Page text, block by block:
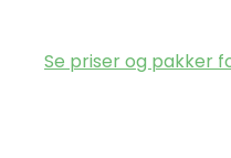
Se priser og pakker